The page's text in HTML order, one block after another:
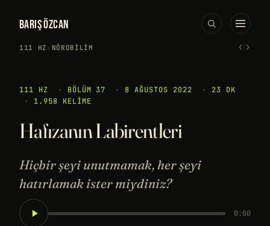
BARIŞ ÖZCAN
111 HZ › NÖROBILIM ‹›
111 HZ · BÖLÜM 37 · 8 AĞUSTOS 2022 ·
23 DK
·
1.958 KELIME
Hafızanın Labirentleri
Hiçbir şeyi unutmamak, her şeyi
hatırlamak ister miydiniz?
0:00